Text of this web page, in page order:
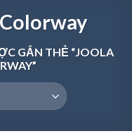
GẮN THẺ “JOOLA